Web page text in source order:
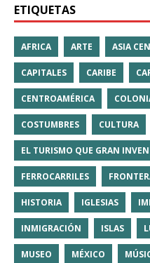
ETIQUETAS
AFRICA ARTE ASIA
CAPITALES CARIBE
CENTROAMÉRICA
COSTUMBRES CULTURA
EL TURISMO QUE GRAN
FERROCARRILES
HISTORIA IGLESIAS
INMIGRACIÓN ISLAS
MUSEO MÉXICO